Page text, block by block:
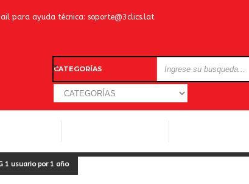
para ayuda técnica: soporte@3clics.lat
CATEGORÍAS
1 usuario por 1 año